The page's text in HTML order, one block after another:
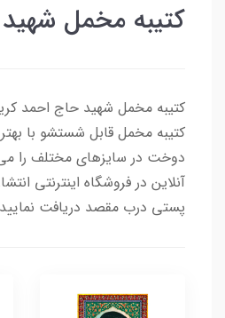
کتیبه مخمل
کتیبه مخمل شهید حاج احمد
کتیبه مخمل قابل شستشو با
دوخت در سایزهای مختلف را
آنلاین در فروشگاه اینترنتی
پستی درب مقصد دریافت